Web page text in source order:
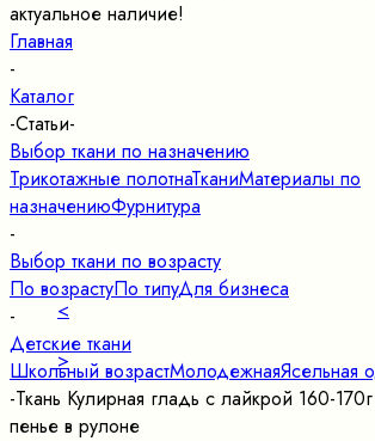
актуальное наличие!
Главная
-
Каталог
-Статьи-
Выбор ткани по назначению
Трикотажные полотнаТканиМатериалы по
назначениюФурнитура
-
Выбор ткани по возрасту
По возрастуПо типуДля бизнеса
-
Детские ткани
Школьный возрастМолодежнаяЯсельная
-Ткань Кулирная гладь с лайкрой 160-
пенье в рулоне
<
>